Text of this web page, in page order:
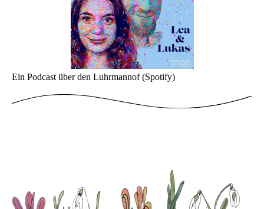
Ein Podcast über den Luhrmannof (Spotify)